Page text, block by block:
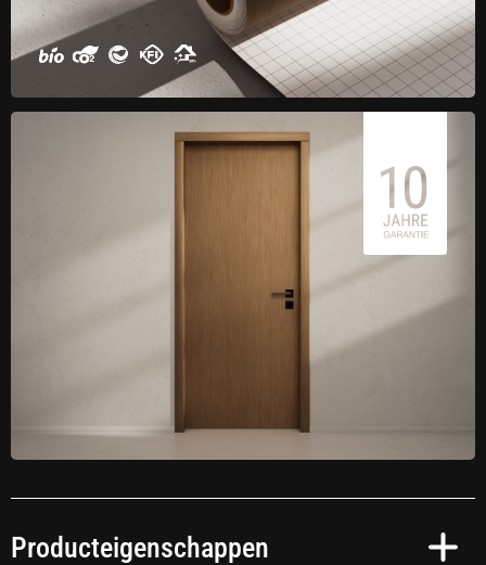
Producteigenschappen